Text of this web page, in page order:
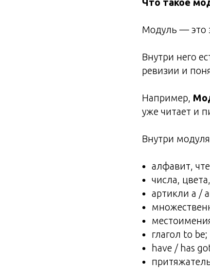
Модуль — это
Внутри него
ревизии и
Например,
уже читает и
Внутри
алфавит,
числа,
артикли a /
глагол to be;
have / has